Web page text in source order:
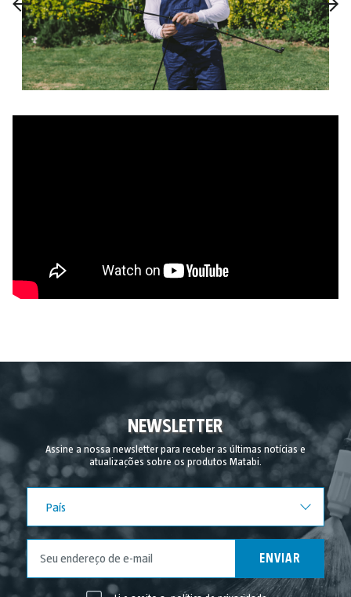
NEWSLETTER
Assine a nossa newsletter para receber as últimas notícias e
atualizações sobre os produtos Matabi.
País
ENVIAR